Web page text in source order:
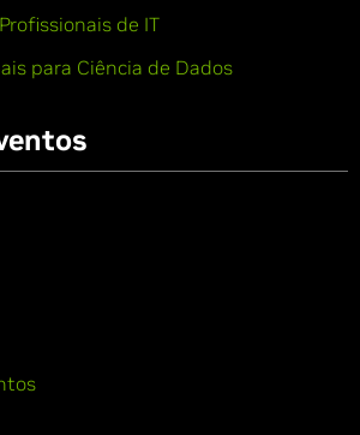
de IT
para Ciência de Dados